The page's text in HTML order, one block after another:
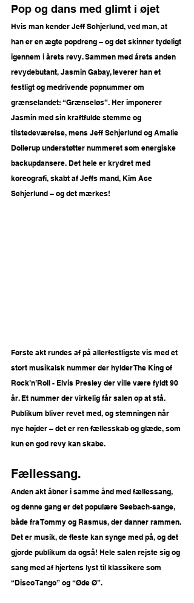
Pop og dans med glimt i øjet
Hvis man kender Jeff Schjerlund, ved man, at
han er en ægte popdreng – og det skinner tydeligt
igennem i årets revy. Sammen med årets anden
revydebutant, Jasmin Gabay, leverer han et
festligt og medrivende popnummer om
grænselandet: “Grænseløs”. Her imponerer
Jasmin med sin kraftfulde stemme og
tilstedeværelse, mens Jeff Schjerlund og Amalie
Dollerup understøtter nummeret som energiske
backupdansere. Det hele er krydret med
koreografi, skabt af Jeffs mand, Kim Ace
Schjerlund – og det mærkes!
Første akt rundes af på allerfestligste vis med et
stort musikalsk nummer der hylder The King of
Rock’n’Roll - Elvis Presley der ville være fyldt 90
år. Et nummer der virkelig får salen op at stå.
Publikum bliver revet med, og stemningen når
nye højder – det er ren fællesskab og glæde, som
kun en god revy kan skabe.
Fællessang.
Anden akt åbner i samme ånd med fællessang,
og denne gang er det populære Seebach-sange,
både fra Tommy og Rasmus, der danner rammen.
Det er musik, de fleste kan synge med på, og det
gjorde publikum da også! Hele salen rejste sig og
sang med af hjertens lyst til klassikere som
“Disco Tango” og “Øde Ø”.